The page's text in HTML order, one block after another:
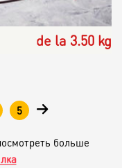
de la 3.50 kg
5
больше